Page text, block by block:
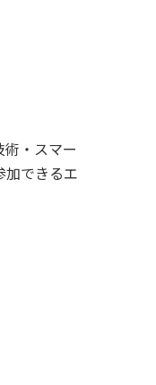
・スマー
加できるエ